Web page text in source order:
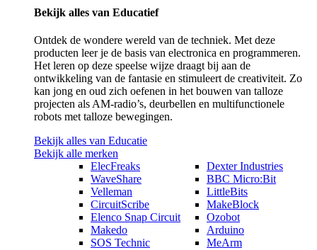
Bekijk alles van Educatief
Ontdek de wondere wereld van de techniek. Met deze
producten leer je de basis van electronica en programmeren.
Het leren op deze speelse wijze draagt bij aan de
ontwikkeling van de fantasie en stimuleert de creativiteit. Zo
kan jong en oud zich oefenen in het bouwen van talloze
projecten als AM-radio’s, deurbellen en multifunctionele
robots met talloze bewegingen.
Bekijk alles van Educatie
Bekijk alle merken
ElecFreaks
WaveShare
Velleman
CircuitScribe
Elenco Snap Circuit
Makedo
SOS Technic
Dexter Industries
BBC Micro:Bit
LittleBits
MakeBlock
Ozobot
Arduino
MeArm